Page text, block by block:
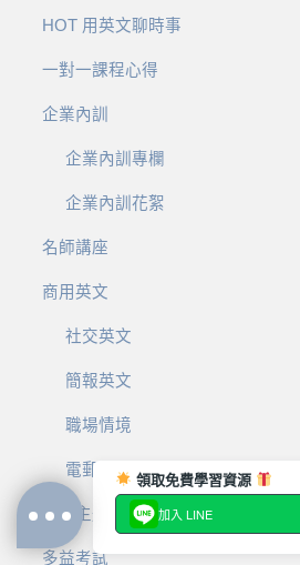
HOT 用英文聊時事
一對一課程心得
企業內訓
企業內訓專欄
企業內訓花絮
名師講座
商用英文
社交英文
簡報英文
職場情境
電郵英文
團體主題課程心得
多益考試
領取免費學習資源
加入 LINE